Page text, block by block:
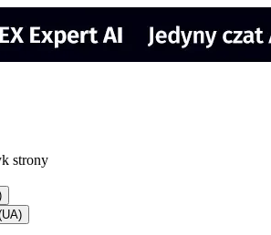
się w nowej karcie
strony